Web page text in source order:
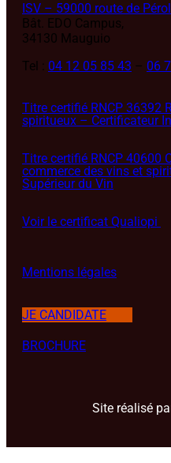
ISV – 59000 route de
Bât. EDO Campus,
34130 Mauguio
Tel : 04 12 05 85 43 – 06
Titre certifié RNCP 36392
spiritueux – Certificateur
Titre certifié RNCP 40600
commerce des vins et
Supérieur du Vin
Voir le certificat Qualiopi
Mentions légales
JE CANDIDATE
BROCHURE
Site réalisé